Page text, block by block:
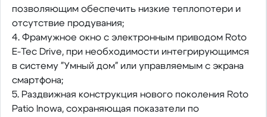
позволяющим обеспечить низкие теплопотери и
отсутствие продувания;
4. Фрамужное окно с электронным приводом Roto
E-Tec Drive, при необходимости интегрирующимся
в систему "Умный дом" или управляемым с экрана
смартфона;
5. Раздвижная конструкция нового поколения Roto
Patio Inowa, сохраняющая показатели по